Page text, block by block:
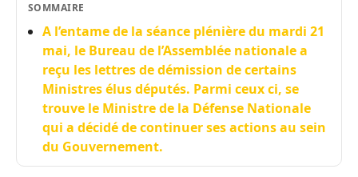
SOMMAIRE
A l’entame de la séance plénière du mardi 21
mai, le Bureau de l’Assemblée nationale a
reçu les lettres de démission de certains
Ministres élus députés. Parmi ceux ci, se
trouve le Ministre de la Défense Nationale
qui a décidé de continuer ses actions au sein
du Gouvernement.